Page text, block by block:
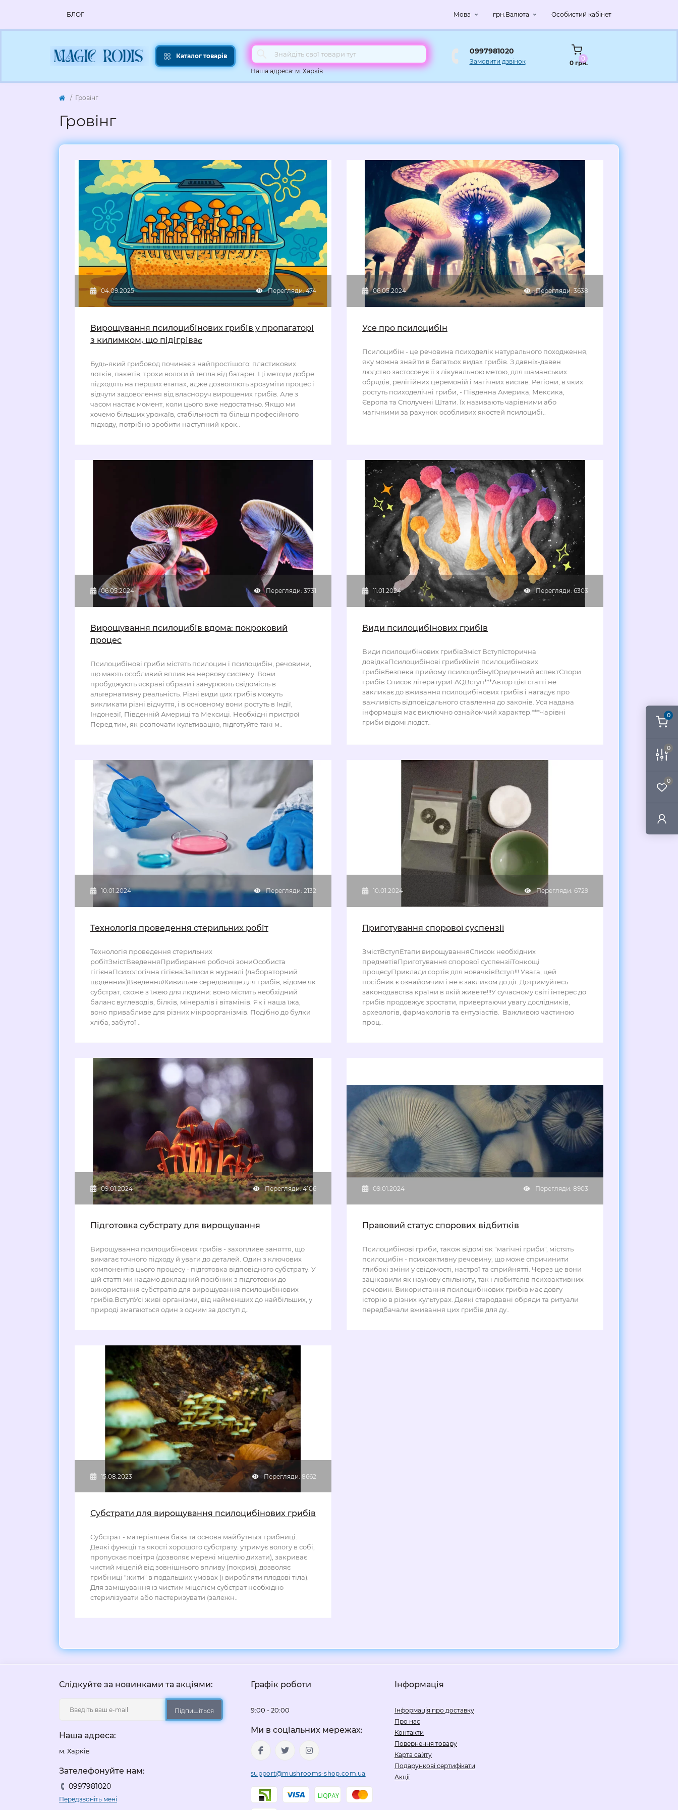
0
0
0
БЛОГ Мова грн.Валюта Особистий кабінет
Каталог товарів
Наша адреса: м. Харків
0997981020
Замовити дзвінок 0
0 грн.
Гровінг
Гровінг
04.09.2025 Перегляди: 474
Вирощування псилоцибінових грибів у пропагаторі
з килимком, що підігріває
Будь-який грибовод починає з найпростішого: пластикових
лотків, пакетів, трохи вологи й тепла від батареї. Ці методи добре
підходять на перших етапах, адже дозволяють зрозуміти процес і
відчути задоволення від власноруч вирощених грибів. Але з
часом настає момент, коли цього вже недостатньо. Якщо ми
хочемо більших урожаїв, стабільності та більш професійного
підходу, потрібно зробити наступний крок..
06.05.2024 Перегляди: 3638
Усе про псилоцибін
Псилоцибін - це речовина психоделік натурального походження,
яку можна знайти в багатьох видах грибів. З давніх-давен
людство застосовує її з лікувальною метою, для шаманських
обрядів, релігійних церемоній і магічних вистав. Регіони, в яких
ростуть психоделічні гриби, - Південна Америка, Мексика,
Європа та Сполучені Штати. Їх називають чарівними або
магічними за рахунок особливих якостей псилоцибі..
06.05.2024 Перегляди: 3731
Вирощування псилоцибів вдома: покроковий
процес
Псилоцибінові гриби містять псилоцин і псилоцибін, речовини,
що мають особливий вплив на нервову систему. Вони
пробуджують яскраві образи і занурюють свідомість в
альтернативну реальність. Різні види цих грибів можуть
викликати різні відчуття, і в основному вони ростуть в Індії,
Індонезії, Південній Америці та Мексиці. Необхідні пристрої
Перед тим, як розпочати культивацію, підготуйте такі м..
11.01.2024 Перегляди: 6303
Види псилоцибінових грибів
Види псилоцибінових грибівЗміст ВступІсторична
довідкаПсилоцибінові грибиХімія псилоцибінових
грибівБезпека прийому псилоцибінуЮридичний аспектСпори
грибів Список літературиFAQВступ***Автор цієї статті не
закликає до вживання псилоцибінових грибів і нагадує про
важливість відповідального ставлення до законів. Уся надана
інформація має виключно ознайомчий характер.***Чарівні
гриби відомі людст..
10.01.2024 Перегляди: 2132
Технологія проведення стерильних робіт
Технологія проведення стерильних
робітЗмістВведенняПрибирання робочої зониОсобиста
гігієнаПсихологічна гігієнаЗаписи в журналі (лабораторний
щоденник)ВведенняЖивильне середовище для грибів, відоме як
субстрат, схоже з їжею для людини: воно містить необхідний
баланс вуглеводів, білків, мінералів і вітамінів. Як і наша їжа,
воно привабливе для різних мікроорганізмів. Подібно до булки
хліба, забутої ..
10.01.2024 Перегляди: 6729
Приготування спорової суспензії
ЗмістВступЕтапи вирощуванняСписок необхідних
предметівПриготування спорової суспензіїТонкощі
процесуПриклади сортів для новачківВступ!!! Увага, цей
посібник є ознайомчим і не є закликом до дії. Дотримуйтесь
законодавства країни в якій живете!!!У сучасному світі інтерес до
грибів продовжує зростати, привертаючи увагу дослідників,
археологів, фармакологів та ентузіастів. Важливою частиною
проц..
09.01.2024 Перегляди: 4106
Підготовка субстрату для вирощування
Вирощування псилоцибінових грибів - захопливе заняття, що
вимагає точного підходу й уваги до деталей. Один з ключових
компонентів цього процесу - підготовка відповідного субстрату. У
цій статті ми надамо докладний посібник з підготовки до
використання субстратів для вирощування псилоцибінових
грибів.ВступУсі живі організми, від найменших до найбільших, у
природі змагаються один з одним за доступ д..
09.01.2024 Перегляди: 8903
Правовий статус спорових відбитків
Псилоцибінові гриби, також відомі як "магічні гриби", містять
псилоцибін - психоактивну речовину, що може спричинити
глибокі зміни у свідомості, настрої та сприйнятті. Через це вони
зацікавили як наукову спільноту, так і любителів психоактивних
речовин. Використання псилоцибінових грибів має довгу
історію в різних культурах. Деякі стародавні обряди та ритуали
передбачали вживання цих грибів для ду..
15.08.2023 Перегляди: 8662
Субстрати для вирощування псилоцибінових грибів
Субстрат - матеріальна база та основа майбутньої грибниці.
Деякі функції та якості хорошого субстрату: утримує вологу в собі,
пропускає повітря (дозволяє мережі міцелію дихати), закриває
чистий міцелій від зовнішнього впливу (покрив), дозволяє
грибниці "жити" в подальших умовах (і виробляти плодові тіла).
Для замішування із чистим міцелієм субстрат необхідно
стерилізувати або пастеризувати (залежн..
Слідкуйте за новинками та акціями:
Підпишіться
Наша адреса:
м. Харків
Зателефонуйте нам:
0997981020
Передзвоніть мені
Графік роботи
9:00 - 20:00
Ми в соціальних мережах:
support@mushrooms-shop.com.ua
Інформація
Інформація про доставку
Про нас
Контакти
Повернення товару
Карта сайту
Подарункові сертифікати
Акції